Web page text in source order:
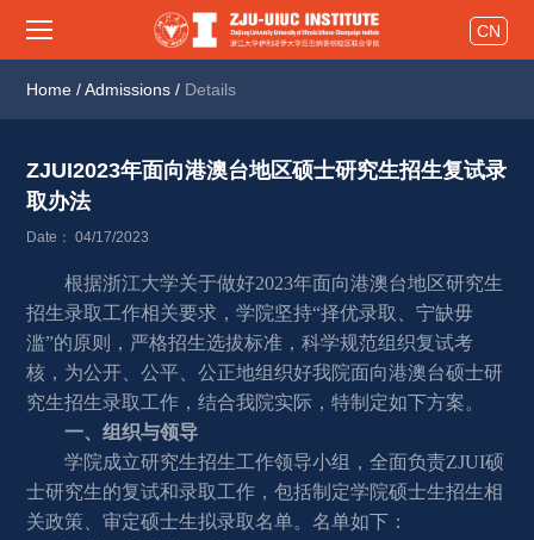
CN
Home / Admissions / Details
ZJUI2023年面向港澳台地区硕士研究生招生复试录
取办法
Date： 04/17/2023
根据浙江大学关于做好2023年面向港澳台地区研究生
招生录取工作相关要求，学院坚持“择优录取、宁缺毋
滥”的原则，严格招生选拔标准，科学规范组织复试考
核，为公开、公平、公正地组织好我院面向港澳台硕士研
究生招生录取工作，结合我院实际，特制定如下方案。
一、组织与领导
学院成立研究生招生工作领导小组，全面负责ZJUI硕
士研究生的复试和录取工作，包括制定学院硕士生招生相
关政策、审定硕士生拟录取名单。名单如下：